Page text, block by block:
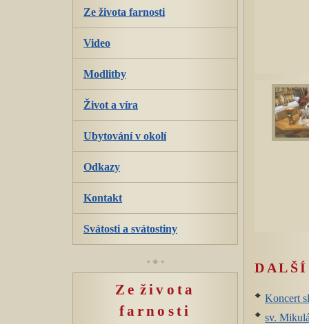
Koncert
sv.
Ze života farnosti
Video
Modlitby
Život a víra
Ubytování v okolí
Odkazy
Kontakt
Svátosti a svátostiny
Ze života
farnosti